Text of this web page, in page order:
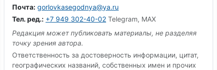
Почта: gorlovkasegodnya@ya.ru
Тел. ред.: +7 949 302-40-02 Telegram, MAX
Редакция может публиковать материалы, не разделяя
точку зрения автора.
Ответственность за достоверность информации, цитат,
географических названий, собственных имен и прочих